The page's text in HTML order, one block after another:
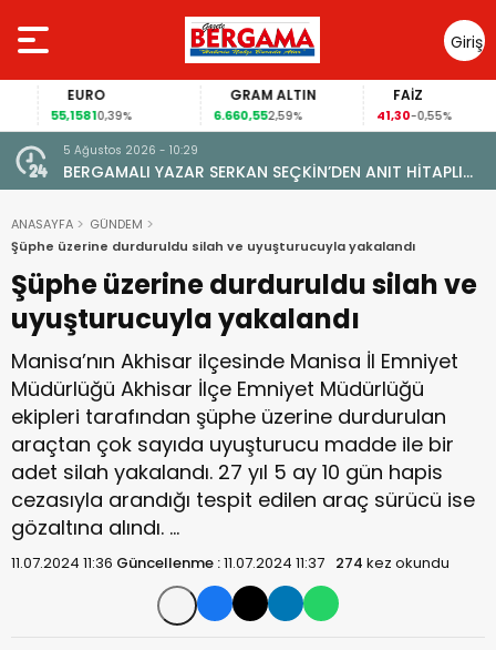
Giriş
Yap
EURO
55,15810,39%
GRAM ALTIN
6.660,552,59%
FAİZ
41,30-0,55%
5 Ağustos 2026 - 10:29
BERGAMALI YAZAR SERKAN SEÇKİN’DEN ANIT HİTAPLI
KİTAP: “PERGAMON’DAN ARTVİN’E”
ANASAYFA
GÜNDEM
Şüphe üzerine durduruldu silah ve uyuşturucuyla yakalandı
Şüphe üzerine durduruldu silah ve
uyuşturucuyla yakalandı
Manisa’nın Akhisar ilçesinde Manisa İl Emniyet
Müdürlüğü Akhisar İlçe Emniyet Müdürlüğü
ekipleri tarafından şüphe üzerine durdurulan
araçtan çok sayıda uyuşturucu madde ile bir
adet silah yakalandı. 27 yıl 5 ay 10 gün hapis
cezasıyla arandığı tespit edilen araç sürücü ise
gözaltına alındı. …
11.07.2024 11:36 Güncellenme :11.07.2024 11:37 274 kez okundu